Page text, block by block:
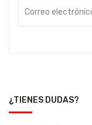
¿TIENES DUDAS?